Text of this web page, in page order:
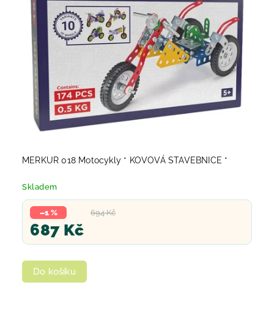
MERKUR 018 Motocykly * KOVOVÁ STAVEBNICE *
Skladem
694 Kč
–1 %
687 Kč
Do košíku